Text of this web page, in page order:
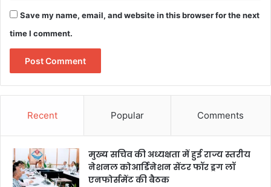
Save my name, email, and website in this browser for the next
time I comment.
Recent Popular Comments
मुख्य सचिव की अध्यक्षता में हुई राज्य स्तरीय
नेशनल कोआर्डिनेशन सेंटर फॉर ड्रग लॉ
एनफोर्समेंट की बैठक